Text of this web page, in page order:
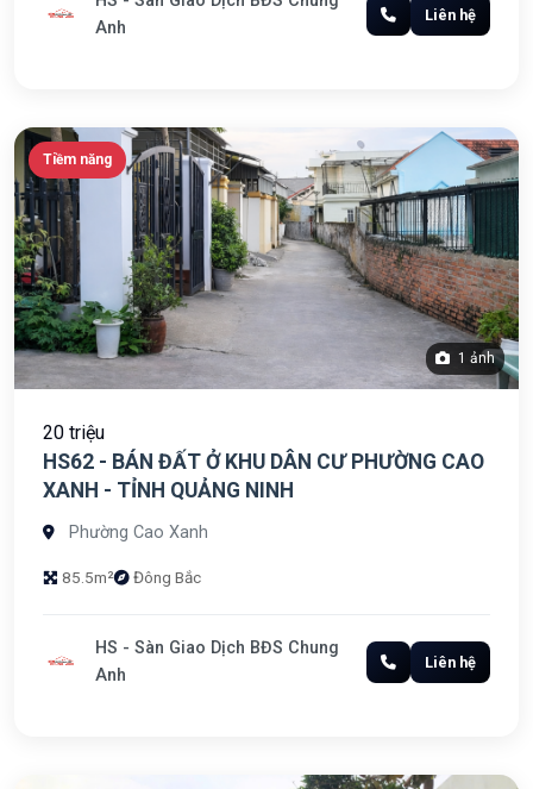
Anh
Liên hệ
Tiềm năng
1 ảnh
20 triệu
HS62 - BÁN ĐẤT Ở KHU DÂN CƯ PHƯỜNG CAO
XANH - TỈNH QUẢNG NINH
Phường Cao Xanh
85.5m² Đông Bắc
HS - Sàn Giao Dịch BĐS Chung
Anh
Liên hệ